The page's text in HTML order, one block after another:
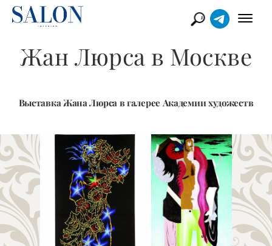
Жан Люрса в Москве
Выставка Жана Люрса в галерее Академии художеств